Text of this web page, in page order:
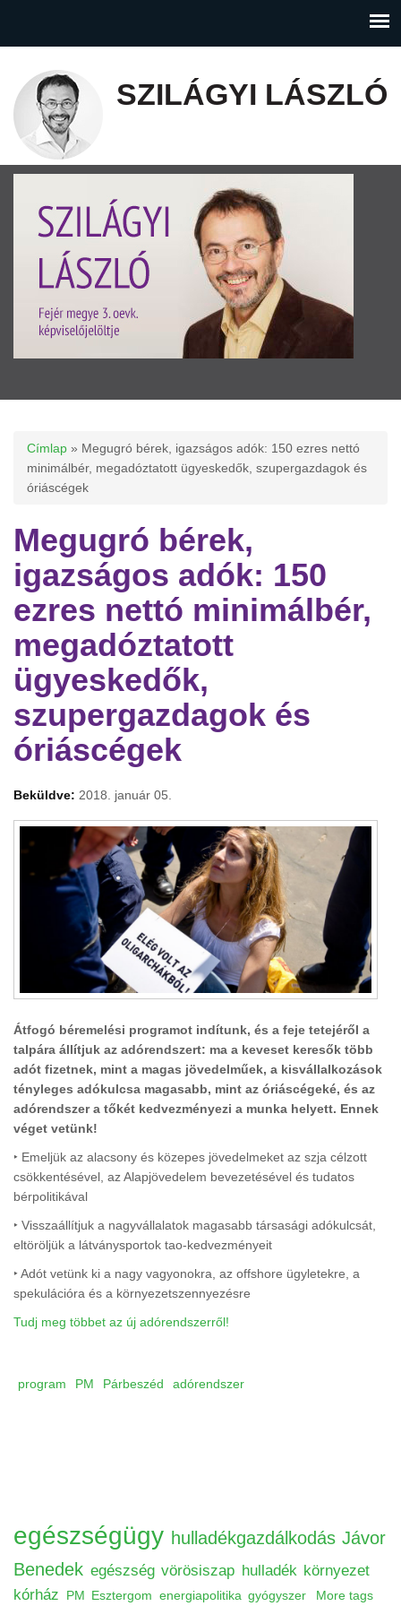
SZILÁGYI LÁSZLÓ
Jelenlegi hely
Címlap » Megugró bérek, igazságos adók: 150 ezres nettó
minimálbér, megadóztatott ügyeskedők, szupergazdagok és
óriáscégek
Megugró bérek,
igazságos adók: 150
ezres nettó minimálbér,
megadóztatott
ügyeskedők,
szupergazdagok és
óriáscégek
Beküldve: 2018. január 05.
Átfogó béremelési programot indítunk, és a feje tetejéről a
talpára állítjuk az adórendszert: ma a keveset keresők több
adót fizetnek, mint a magas jövedelműek, a kisvállalkozások
tényleges adókulcsa magasabb, mint az óriáscégeké, és az
adórendszer a tőkét kedvezményezi a munka helyett. Ennek
véget vetünk!
‣ Emeljük az alacsony és közepes jövedelmeket az szja célzott
csökkentésével, az Alapjövedelem bevezetésével és tudatos
bérpolitikával
‣ Visszaállítjuk a nagyvállalatok magasabb társasági adókulcsát,
eltöröljük a látványsportok tao-kedvezményeit
‣ Adót vetünk ki a nagy vagyonokra, az offshore ügyletekre, a
spekulációra és a környezetszennyezésre
Tudj meg többet az új adórendszerről!
program PM Párbeszéd adórendszer
egészségügy hulladékgazdálkodás Jávor
Benedek egészség vörösiszap hulladék környezet
kórház
PM Esztergom energiapolitika gyógyszer More tags